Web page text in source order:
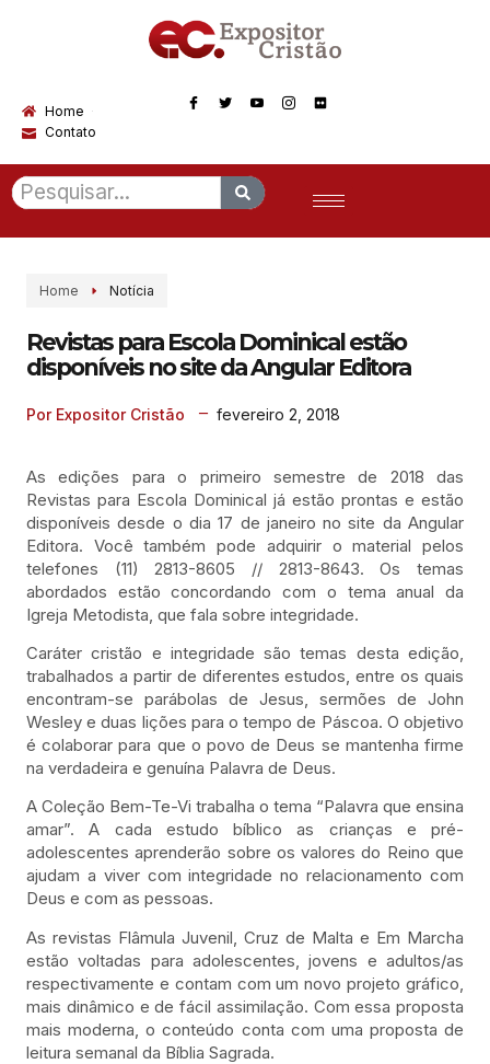
Home
Contato
Home Notícia
Revistas para Escola Dominical estão
disponíveis no site da Angular Editora
Por Expositor Cristão fevereiro 2, 2018
As edições para o primeiro semestre de 2018 das
Revistas para Escola Dominical já estão prontas e estão
disponíveis desde o dia 17 de janeiro no site da Angular
Editora. Você também pode adquirir o material pelos
telefones (11) 2813-8605 // 2813-8643. Os temas
abordados estão concordando com o tema anual da
Igreja Metodista, que fala sobre integridade.
Caráter cristão e integridade são temas desta edição,
trabalhados a partir de diferentes estudos, entre os quais
encontram-se parábolas de Jesus, sermões de John
Wesley e duas lições para o tempo de Páscoa. O objetivo
é colaborar para que o povo de Deus se mantenha firme
na verdadeira e genuína Palavra de Deus.
A Coleção Bem-Te-Vi trabalha o tema “Palavra que ensina
amar”. A cada estudo bíblico as crianças e pré-
adolescentes aprenderão sobre os valores do Reino que
ajudam a viver com integridade no relacionamento com
Deus e com as pessoas.
As revistas Flâmula Juvenil, Cruz de Malta e Em Marcha
estão voltadas para adolescentes, jovens e adultos/as
respectivamente e contam com um novo projeto gráfico,
mais dinâmico e de fácil assimilação. Com essa proposta
mais moderna, o conteúdo conta com uma proposta de
leitura semanal da Bíblia Sagrada.